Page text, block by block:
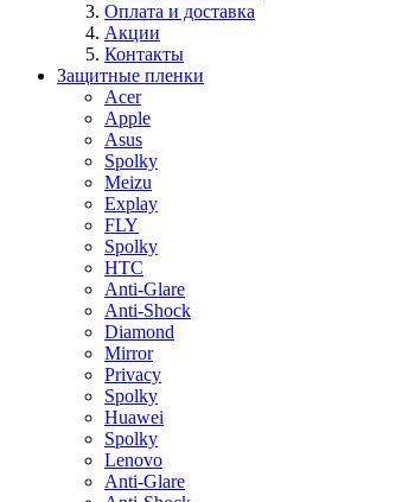
Оплата и доставка
Акции
Контакты
Защитные пленки
Acer
Apple
Asus
Spolky
Meizu
Explay
FLY
Spolky
HTC
Anti-Glare
Anti-Shock
Diamond
Mirror
Privacy
Spolky
Huawei
Spolky
Lenovo
Anti-Glare